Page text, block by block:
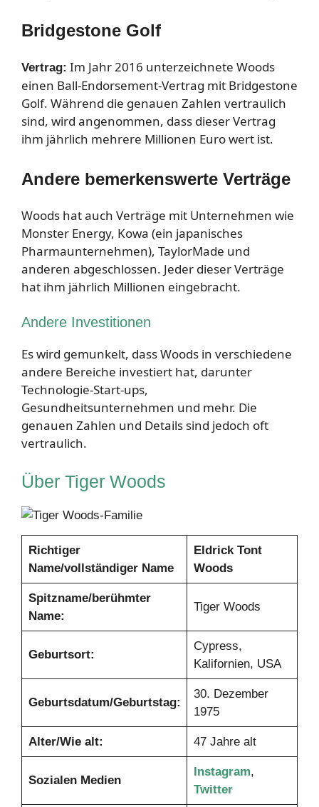
Bridgestone Golf
Vertrag: Im Jahr 2016 unterzeichnete Woods
einen Ball-Endorsement-Vertrag mit Bridgestone
Golf. Während die genauen Zahlen vertraulich
sind, wird angenommen, dass dieser Vertrag
ihm jährlich mehrere Millionen Euro wert ist.
Andere bemerkenswerte Verträge
Woods hat auch Verträge mit Unternehmen wie
Monster Energy, Kowa (ein japanisches
Pharmaunternehmen), TaylorMade und
anderen abgeschlossen. Jeder dieser Verträge
hat ihm jährlich Millionen eingebracht.
Andere Investitionen
Es wird gemunkelt, dass Woods in verschiedene
andere Bereiche investiert hat, darunter
Technologie-Start-ups,
Gesundheitsunternehmen und mehr. Die
genauen Zahlen und Details sind jedoch oft
vertraulich.
Über Tiger Woods
Richtiger
Name/vollständiger Name
Eldrick Tont
Woods
Spitzname/berühmter
Name:
Tiger Woods
Geburtsort:
Cypress,
Kalifornien, USA
Geburtsdatum/Geburtstag:
30. Dezember
1975
Alter/Wie alt: 47 Jahre alt
Sozialen Medien
Instagram,
Twitter